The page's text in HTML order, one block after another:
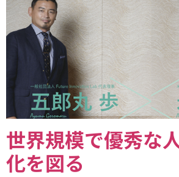
世界規模で優秀な
化を図る